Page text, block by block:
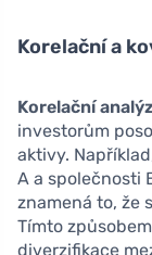
Korelační a
Korelační
investorům
aktivy.
A a společnosti
znamená to, že
Tímto
diverzifikace